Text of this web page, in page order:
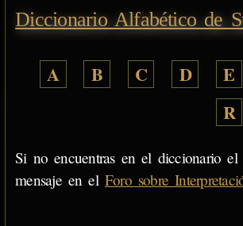
Diccionario Alfabético de
A B C D E
R
Si no encuentras en el diccionario
mensaje en el Foro sobre